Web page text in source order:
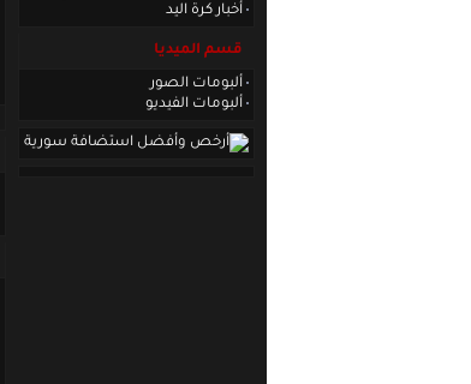
أخبار كرة اليد
قسم الميديا
ألبومات الصور
ألبومات الفيديو